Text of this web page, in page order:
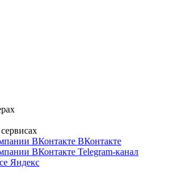
ВКонтакте
Telegram-канал
Яндекс